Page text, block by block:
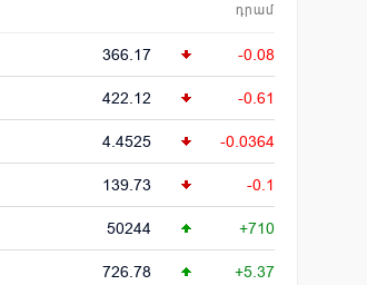
դրամ
366.17 -0.08
422.12 -0.61
4.4525 -0.0364
139.73 -0.1
50244 +710
726.78 +5.37